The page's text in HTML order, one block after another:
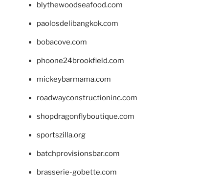
blythewoodseafood.com
paolosdelibangkok.com
bobacove.com
phoone24brookfield.com
mickeybarmama.com
roadwayconstructioninc.com
shopdragonflyboutique.com
sportszilla.org
batchprovisionsbar.com
brasserie-gobette.com